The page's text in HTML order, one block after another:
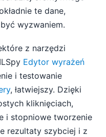
te dane,
wyzwaniem.
z narzędzi
Edytor wyrażeń
i testowanie
, łatwiejszy. Dzięki
kliknięciach,
i stopniowe tworzenie
rezultaty szybciej i z